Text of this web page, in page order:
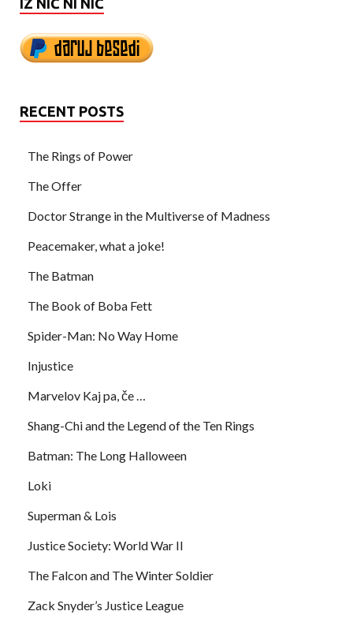
RECENT POSTS
The Rings of Power
The Offer
Doctor Strange in the Multiverse of Madness
Peacemaker, what a joke!
The Batman
The Book of Boba Fett
Spider-Man: No Way Home
Injustice
Marvelov Kaj pa, če …
Shang-Chi and the Legend of the Ten Rings
Batman: The Long Halloween
Loki
Superman & Lois
Justice Society: World War II
The Falcon and The Winter Soldier
Zack Snyder’s Justice League